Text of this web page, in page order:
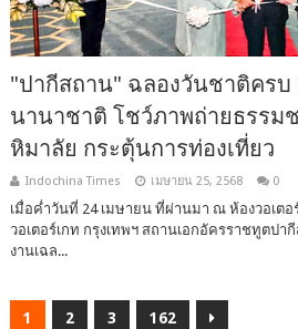
"ปากีสถาน" ฉลองวันชาติครบ
นานาชาติ โชว์ภาพถ่ายธรรม
หิมาลัย กระตุ้นการท่องเที่ยว
Indochina Times เมษายน 25, 2568 0
เมื่อค่ำวันที่ 24 เมษายน ที่ผ่านมา ณ ห้องวอเตอ
วอเตอร์เกท กรุงเทพฯ สถานเอกอัครราชทูตปา
งานเฉล...
1 2 3 162